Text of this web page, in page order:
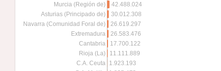
C.A. Ceuta
Rioja (La)
Cantabria
Extremadura
Navarra (Comunidad Foral de)
Asturias (Principado de)
Murcia (Región de)
1.923.193
11.111.889
17.700.122
26.583.476
26.619.297
30.012.308
42.488.024